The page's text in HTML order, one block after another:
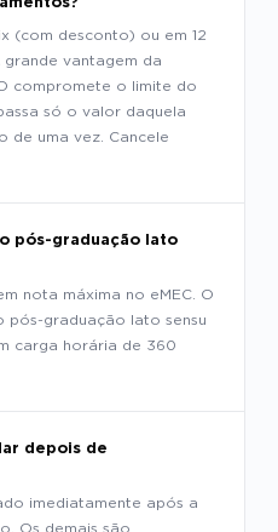
(com desconto) ou em 12
grande vantagem da
compromete o limite do
só o valor daquela
de uma vez. Cancele
pós-graduação lato
nota máxima no eMEC. O
graduação lato sensu
carga horária de 360
depois de
imediatamente após a
Os demais são